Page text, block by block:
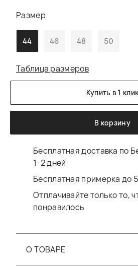
Размер
44 46 48 50
Таблица размеров
Купить в 1
В корзину
Бесплатная доставка по
1-2 дней
Бесплатная примерка до
Отплачивайте только то,
понравилось
О ТОВАРЕ